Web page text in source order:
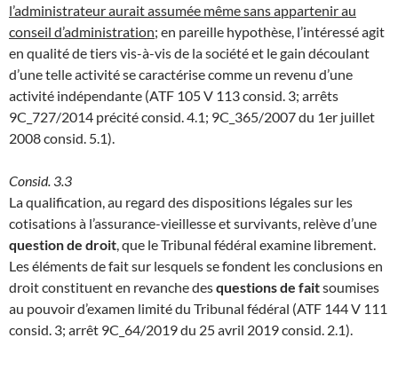
l’administrateur aurait assumée même sans appartenir au
conseil d’administration; en pareille hypothèse, l’intéressé agit
en qualité de tiers vis-à-vis de la société et le gain découlant
d’une telle activité se caractérise comme un revenu d’une
activité indépendante (ATF 105 V 113 consid. 3; arrêts
9C_727/2014 précité consid. 4.1; 9C_365/2007 du 1er juillet
2008 consid. 5.1).
Consid. 3.3
La qualification, au regard des dispositions légales sur les
cotisations à l’assurance-vieillesse et survivants, relève d’une
question de droit , que le Tribunal fédéral examine librement.
Les éléments de fait sur lesquels se fondent les conclusions en
droit constituent en revanche desquestions de faitsoumises
au pouvoir d’examen limité du Tribunal fédéral (ATF 144 V 111
consid. 3; arrêt 9C_64/2019 du 25 avril 2019 consid. 2.1).